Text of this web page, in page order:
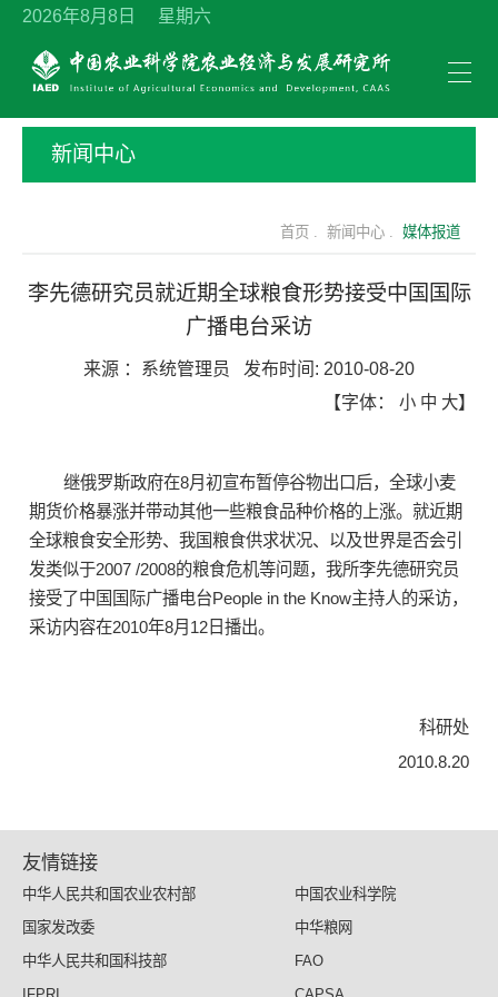
2026年8月8日 星期六
新闻中心
首页 . 新闻中心 . 媒体报道
李先德研究员就近期全球粮食形势接受中国国际
广播电台采访
来源 ： 系统管理员 发布时间: 2010-08-20
【字体： 小 中 大】
继俄罗斯政府在8月初宣布暂停谷物出口后，全球小麦
期货价格暴涨并带动其他一些粮食品种价格的上涨。就近期
全球粮食安全形势、我国粮食供求状况、以及世界是否会引
发类似于2007 /2008的粮食危机等问题，我所李先德研究员
接受了中国国际广播电台People in the Know主持人的采访，
采访内容在2010年8月12日播出。
科研处
2010.8.20
友情链接
中华人民共和国农业农村部
中国农业科学院
国家发改委
中华粮网
中华人民共和国科技部
FAO